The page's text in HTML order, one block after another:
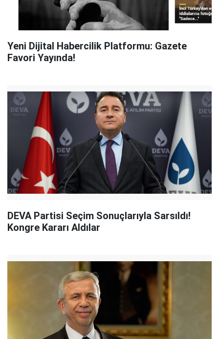
Yeni Dijital Habercilik Platformu: Gazete
Favori Yayında!
DEVA Partisi Seçim Sonuçlarıyla Sarsıldı!
Kongre Kararı Aldılar